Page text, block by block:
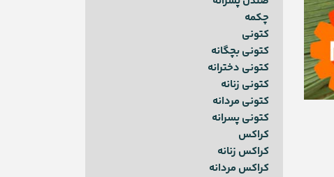
چکمه
کتونی
کتونی بچگانه
کتونی دخترانه
کتونی زنانه
کتونی مردانه
کتونی پسرانه
کراکس
کراکس زنانه
کراکس مردانه